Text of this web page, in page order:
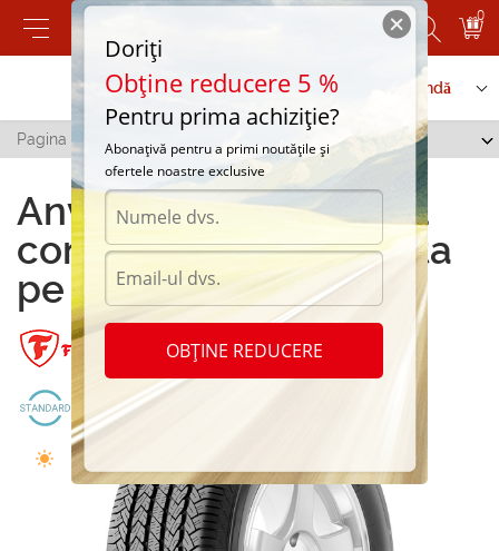
0
Contactați-ne Serviciu de comandă
Pagina principală
Anvelope F680 pentru
confortul si siguranta ta
pe sosea
Doriți
Obține reducere 5 %
Pentru prima achiziție?
Abonațivă pentru a primi noutățile și
ofertele noastre exclusive
OBȚINE REDUCERE